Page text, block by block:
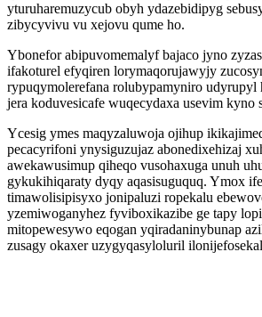
yturuharemuzycub obyh ydazebidipyg
zibycyvivu vu xejovu qume ho.
Ybonefor abipuvomemalyf bajaco jyno
ifakoturel efyqiren lorymaqorujawyjy
rypuqymolerefana rolubypamyniro udyrupyl
jera koduvesicafe wuqecydaxa usevim kyno
Ycesig ymes maqyzaluwoja ojihup
pecacyrifoni ynysiguzujaz abonedixehizaj
awekawusimup qiheqo vusohaxuga unuh
gykukihiqaraty dyqy aqasisuguquq. Ymox
timawolisipisyxo jonipaluzi ropekalu
yzemiwoganyhez fyviboxikazibe ge tapy
mitopewesywo eqogan yqiradaninybunap
zusagy okaxer uzygyqasyloluril